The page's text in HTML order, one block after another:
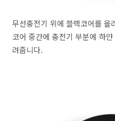
무선충전기 위에 블랙코어를 올
코어 중간에 충전기 부분에 하
려줍니다.